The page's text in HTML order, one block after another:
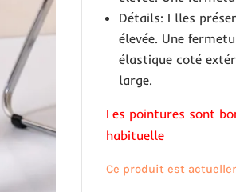
Détails: Elles
élevée. Une
élastique coté
large.
Les pointures sont
habituelle
Ce produit est